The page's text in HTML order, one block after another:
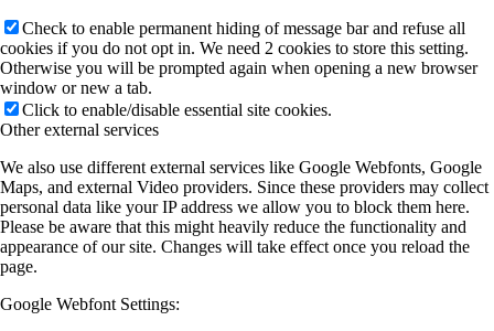
Check to enable permanent hiding of message bar and refuse all
cookies if you do not opt in. We need 2 cookies to store this setting.
Otherwise you will be prompted again when opening a new browser
window or new a tab.
Click to enable/disable essential site cookies.
Other external services
We also use different external services like Google Webfonts, Google
Maps, and external Video providers. Since these providers may collect
personal data like your IP address we allow you to block them here.
Please be aware that this might heavily reduce the functionality and
appearance of our site. Changes will take effect once you reload the
page.
Google Webfont Settings: